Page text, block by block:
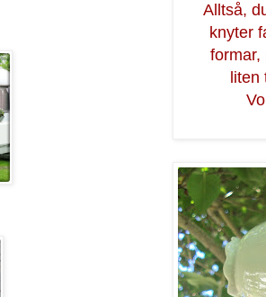
Alltså,
knyter
formar,